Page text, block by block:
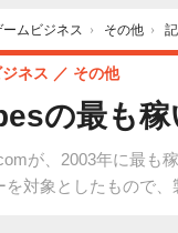
ームビジネス › その他 ›
の最も
が、2003年に最も
を対象としたもので
ネス その他